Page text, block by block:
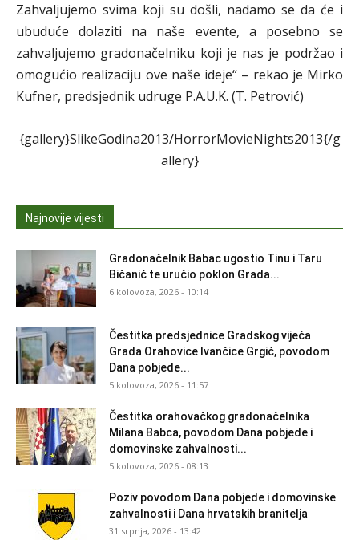
Zahvaljujemo svima koji su došli, nadamo se da će i
ubuduće dolaziti na naše evente, a posebno se
zahvaljujemo gradonačelniku koji je nas je podržao i
omogućio realizaciju ove naše ideje“ – rekao je Mirko
Kufner, predsjednik udruge P.A.U.K. (T. Petrović)
{gallery}SlikeGodina2013/HorrorMovieNights2013{/g
allery}
Najnovije vijesti
Gradonačelnik Babac ugostio Tinu i Taru
Bičanić te uručio poklon Grada...
6 kolovoza, 2026 - 10:14
Čestitka predsjednice Gradskog vijeća
Grada Orahovice Ivančice Grgić, povodom
Dana pobjede...
5 kolovoza, 2026 - 11:57
Čestitka orahovačkog gradonačelnika
Milana Babca, povodom Dana pobjede i
domovinske zahvalnosti...
5 kolovoza, 2026 - 08:13
Poziv povodom Dana pobjede i domovinske
zahvalnosti i Dana hrvatskih branitelja
31 srpnja, 2026 - 13:42